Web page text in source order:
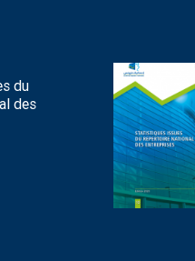
du
des